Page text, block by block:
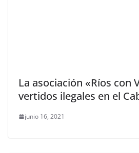
La asociación «Ríos con
vertidos ilegales en el
junio 16, 2021